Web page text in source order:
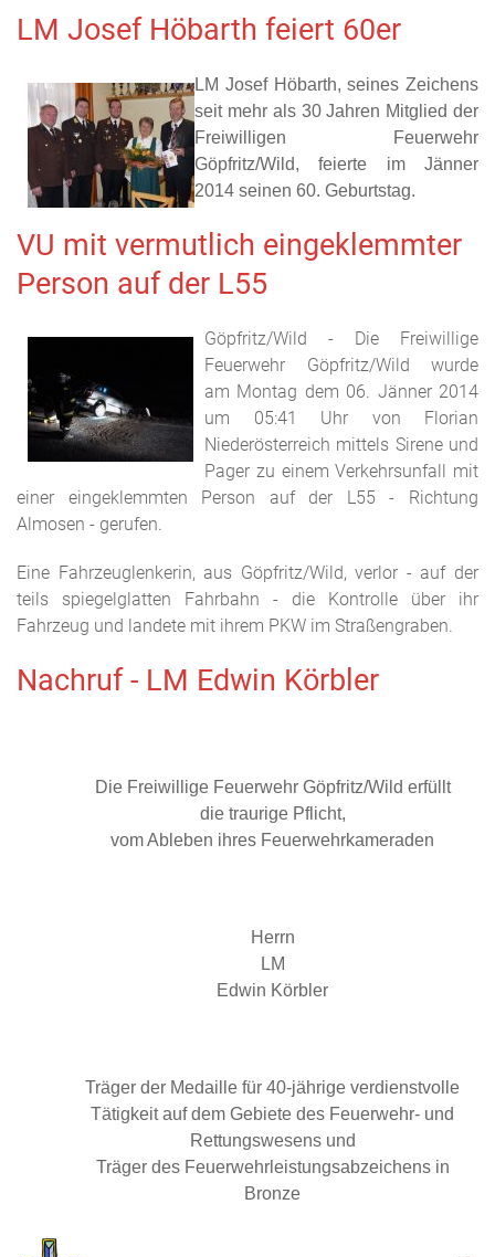
LM Josef Höbarth feiert 60er
LM Josef Höbarth, seines Zeichens
seit mehr als 30 Jahren Mitglied der
Freiwilligen Feuerwehr
Göpfritz/Wild, feierte im Jänner
2014 seinen 60. Geburtstag.
VU mit vermutlich eingeklemmter
Person auf der L55
Göpfritz/Wild - Die Freiwillige
Feuerwehr Göpfritz/Wild wurde
am Montag dem 06. Jänner 2014
um 05:41 Uhr von Florian
Niederösterreich mittels Sirene und
Pager zu einem Verkehrsunfall mit
einer eingeklemmten Person auf der L55 - Richtung
Almosen - gerufen.
Eine Fahrzeuglenkerin, aus Göpfritz/Wild, verlor - auf der
teils spiegelglatten Fahrbahn - die Kontrolle über ihr
Fahrzeug und landete mit ihrem PKW im Straßengraben.
Nachruf - LM Edwin Körbler
Die Freiwillige Feuerwehr Göpfritz/Wild erfüllt
die traurige Pflicht,
vom Ableben ihres Feuerwehrkameraden
Herrn
LM
Edwin Körbler
Träger der Medaille für 40-jährige verdienstvolle
Tätigkeit auf dem Gebiete des Feuerwehr- und
Rettungswesens und
Träger des Feuerwehrleistungsabzeichens in
Bronze